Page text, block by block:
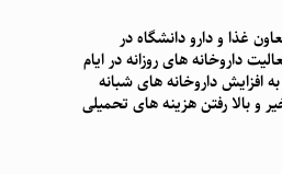
غذا و دارو دانشگاه در
داروخانه های روزانه در ایام
افزایش داروخانه های شبانه
و بالا رفتن هزینه های تحمیلی